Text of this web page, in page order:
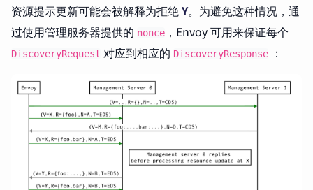
资源提示更新可能会被解释为拒绝Y。为避免这种情况，通
过使用管理服务器提供的 nonce ，Envoy 可用来保证每个
DiscoveryRequest 对应到相应的 DiscoveryResponse ：